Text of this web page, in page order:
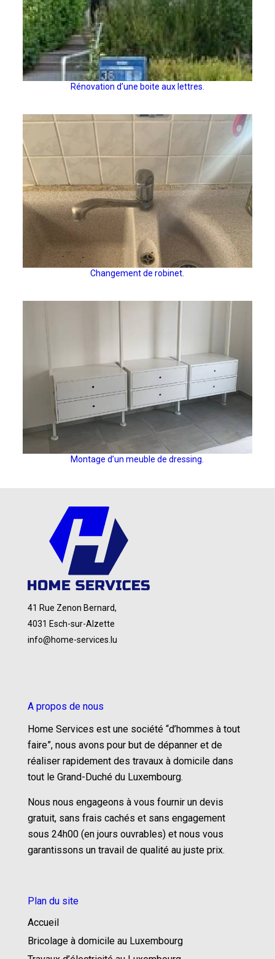
Rénovation d’une boite aux lettres.
Changement de robinet.
Montage d’un meuble de dressing.
41 Rue Zenon Bernard,
4031 Esch-sur-Alzette
info@home-services.lu
A propos de nous
Home Services est une société “d’hommes à tout
faire”, nous avons pour but de dépanner et de
réaliser rapidement des travaux à domicile dans
tout le Grand-Duché du Luxembourg.
Nous nous engageons à vous fournir un devis
gratuit, sans frais cachés et sans engagement
sous 24h00 (en jours ouvrables) et nous vous
garantissons un travail de qualité au juste prix.
Plan du site
Accueil
Bricolage à domicile au Luxembourg